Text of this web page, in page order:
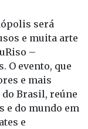
será
e muita arte
–
O evento, que
e mais
Brasil, reúne
e do mundo em
e